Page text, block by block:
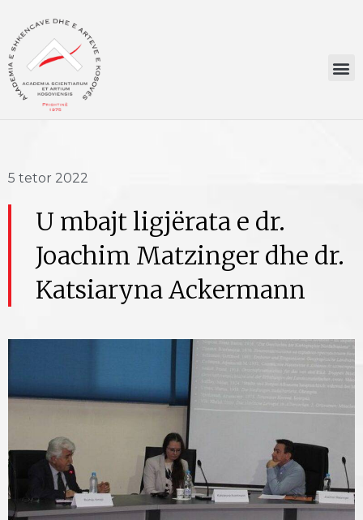
5 tetor 2022
U mbajt ligjërata e dr.
Joachim Matzinger dhe dr.
Katsiaryna Ackermann